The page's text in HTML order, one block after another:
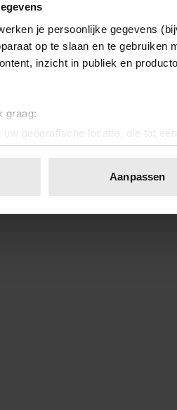
je persoonlijke gegevens
op te slaan en te gebruiken
inzicht in publiek en
graag:
uw geografische locatie, die tot
het actief te scannen op
of intrekken in de
Aanpassen
gebruikt door de redactie om